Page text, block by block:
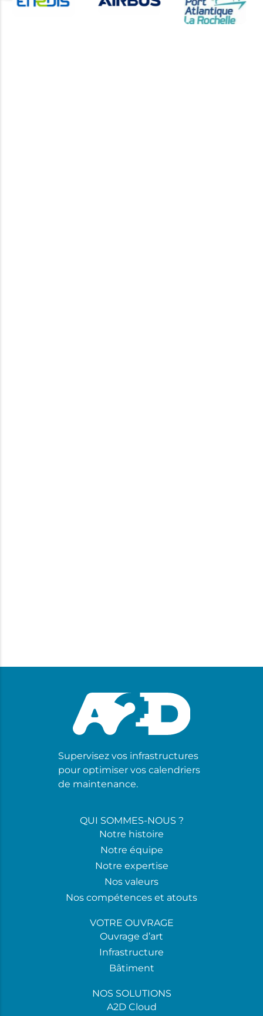
Supervisez vos infrastructures
pour optimiser vos calendriers
de maintenance.
QUI SOMMES-NOUS ?
Notre histoire
Notre équipe
Notre expertise
Nos valeurs
Nos compétences et atouts
VOTRE OUVRAGE
Ouvrage d’art
Infrastructure
Bâtiment
NOS SOLUTIONS
A2D Cloud